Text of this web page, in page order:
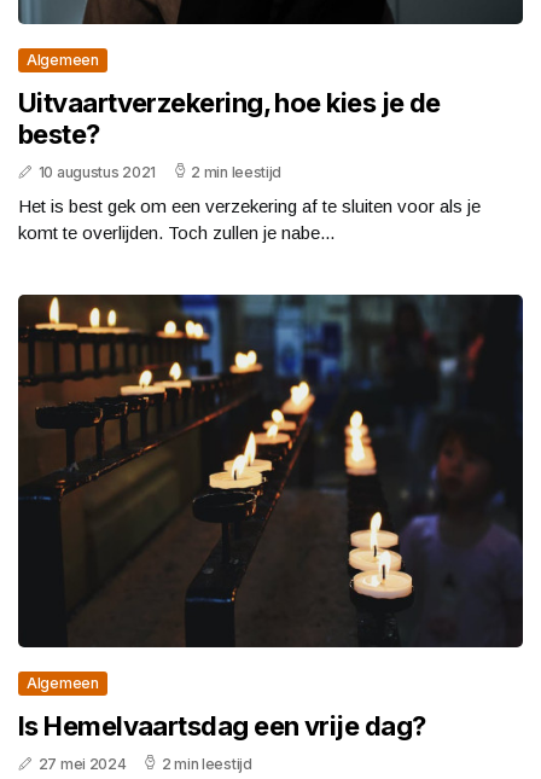
Algemeen
Uitvaartverzekering, hoe kies je de
beste?
10 augustus 2021 2 min leestijd
Het is best gek om een verzekering af te sluiten voor als je
komt te overlijden. Toch zullen je nabe...
Algemeen
Is Hemelvaartsdag een vrije dag?
27 mei 2024 2 min leestijd